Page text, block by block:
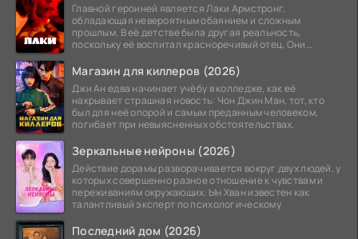
Главной героиней является Лаки Армстронг,
обладающая невероятным обаянием и сложным
прошлым. В её детстве была другая реальность,
поскольку её воспитал красноречивый отец. Они
Магазин для киллеров (2026)
Джи Ан едва начинает учёбу в колледже, как её
накрывает страшная новость: Чон Джин Ман, тот, кто
был для неё опорой и самым преданным человеком,
погибает при невыясненных обстоятельствах.
Зеркальные нейроны (2026)
Действие дорамы разворачивается вокруг двух людей, у
которых совершенно разное отношение к чувствам и
переживаниям окружающих. Ын Хван известен как
талантливый эксперт по психологическому
Последний дом (2026)